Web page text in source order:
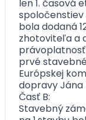
len 1. časová
spoločenstiev
bola dodaná
zhotoviteľa a
právoplatnosť
prvé
Európskej
dopravy Jána
Časť B:
Stavebný